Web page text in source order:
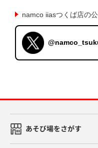
namco iiasつくば店の
あそび場をさがす